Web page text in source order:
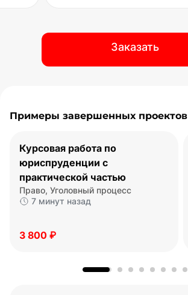
Заказать
Примеры завершенных проектов
Курсовая работа по
юриспруденции с
практической частью
Право, Уголовный процесс
7 минут назад
3 800 ₽